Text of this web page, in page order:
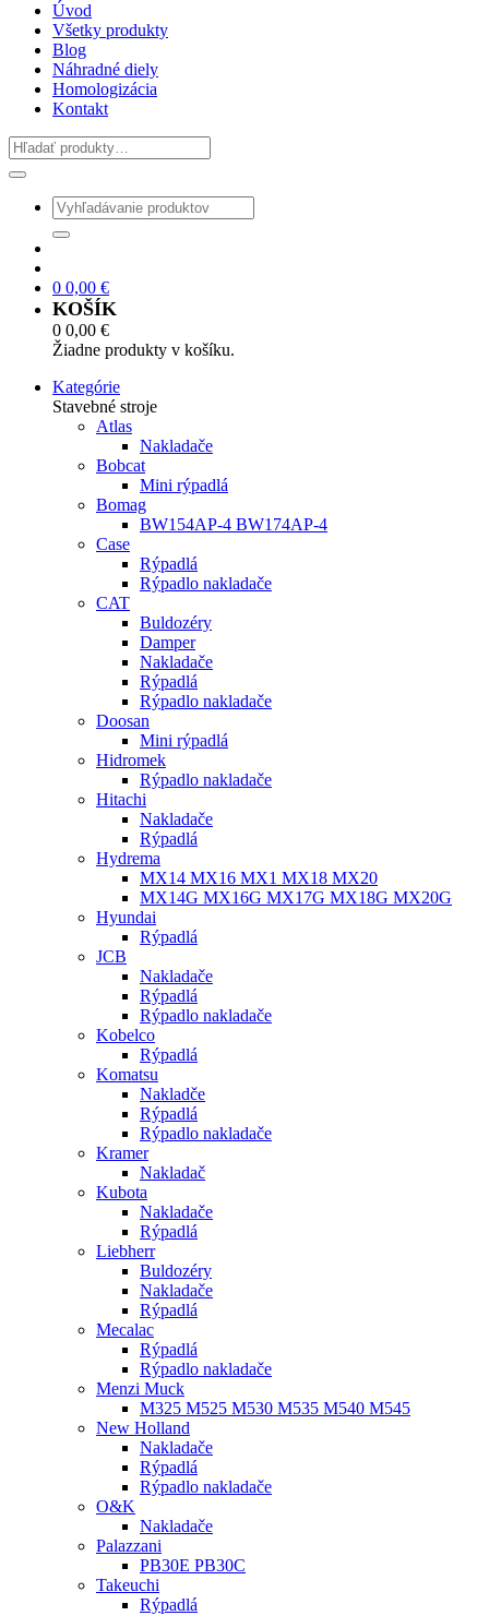
Úvod
Všetky produkty
Blog
Náhradné diely
Homologizácia
Kontakt
0 0,00 €
KOŠÍK
0 0,00 €
Žiadne produkty v košíku.
Kategórie
Stavebné stroje
Atlas
Nakladače
Bobcat
Mini rýpadlá
Bomag
BW154AP-4 BW174AP-4
Case
Rýpadlá
Rýpadlo nakladače
CAT
Buldozéry
Damper
Nakladače
Rýpadlá
Rýpadlo nakladače
Doosan
Mini rýpadlá
Hidromek
Rýpadlo nakladače
Hitachi
Nakladače
Rýpadlá
Hydrema
MX14 MX16 MX1 MX18 MX20
MX14G MX16G MX17G MX18G MX20G
Hyundai
Rýpadlá
JCB
Nakladače
Rýpadlá
Rýpadlo nakladače
Kobelco
Rýpadlá
Komatsu
Nakladče
Rýpadlá
Rýpadlo nakladače
Kramer
Nakladač
Kubota
Nakladače
Rýpadlá
Liebherr
Buldozéry
Nakladače
Rýpadlá
Mecalac
Rýpadlá
Rýpadlo nakladače
Menzi Muck
M325 M525 M530 M535 M540 M545
New Holland
Nakladače
Rýpadlá
Rýpadlo nakladače
O&K
Nakladače
Palazzani
PB30E PB30C
Takeuchi
Rýpadlá